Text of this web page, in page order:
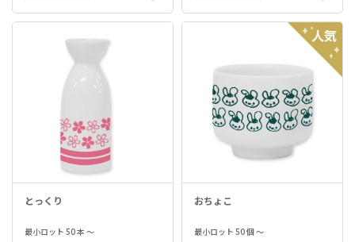
とっくり
最小ロット 50 本 ～
おちょこ
最小ロット 50 個 ～